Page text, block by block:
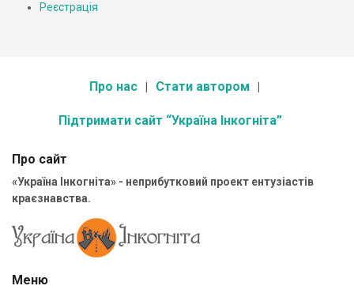
Реєстрація
Про нас Стати автором
Підтримати сайт “Україна Інкогніта”
Про сайт
«Україна Інкогніта» - неприбутковий проект ентузіастів
краєзнавства.
Меню